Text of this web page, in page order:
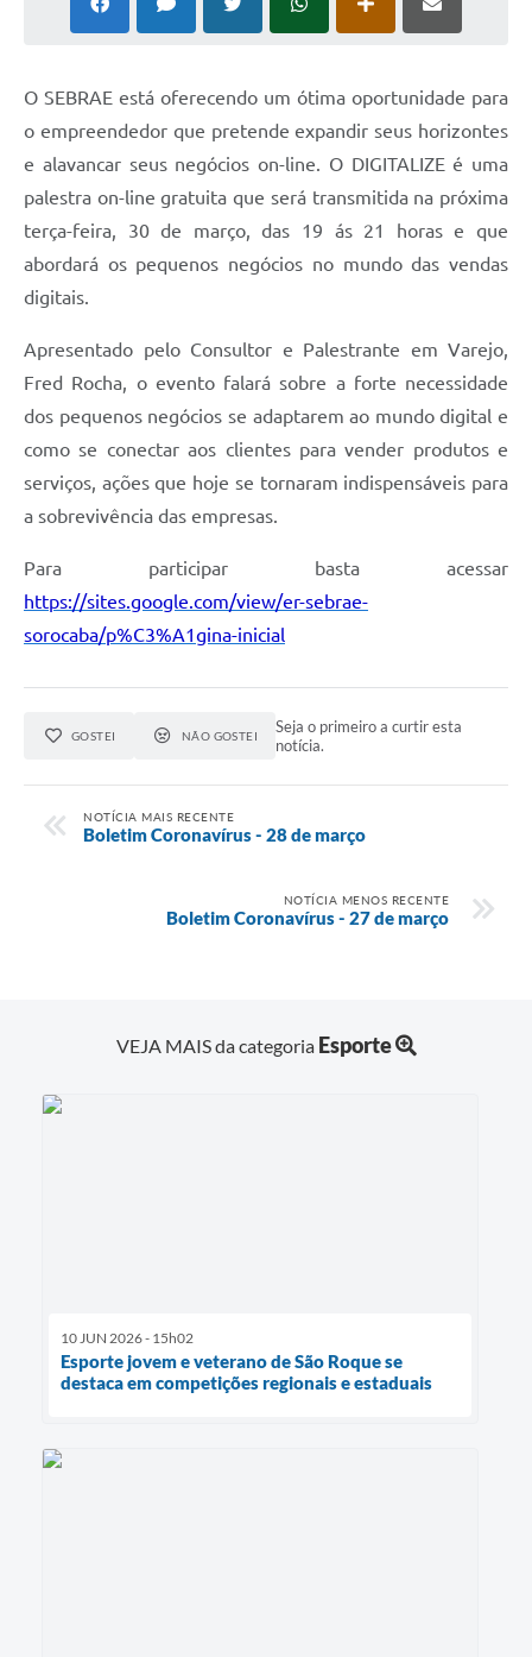
Audiência Pública
Cadastro de voluntários - Lei n° 5.205/21
Central de Serviço
Consulta Pública: Revisão Plano Diretor
Contas Públicas
Cronograma coleta de lixo e seletiva
Banco do Povo
Biblioteca
Bolsas de estudo da Escola Cooperativa
Defesa Civil
Departamento de Bem-Estar Social
Divisão de Rendas
Fundo Social
Horários de Ônibus - Jundiá
Postos de Atendimento ao Trabalhador (PAT)
SEBRAE Aqui
SIC
O SEBRAE está oferecendo um ótima oportunidade para
o empreendedor que pretende expandir seus horizontes
e alavancar seus negócios on-line. O DIGITALIZE é uma
palestra on-line gratuita que será transmitida na próxima
terça-feira, 30 de março, das 19 ás 21 horas e que
abordará os pequenos negócios no mundo das vendas
digitais.
Apresentado pelo Consultor e Palestrante em Varejo,
Fred Rocha, o evento falará sobre a forte necessidade
dos pequenos negócios se adaptarem ao mundo digital e
como se conectar aos clientes para vender produtos e
serviços, ações que hoje se tornaram indispensáveis para
a sobrevivência das empresas.
Para participar basta acessar
https://sites.google.com/view/er-sebrae-
sorocaba/p%C3%A1gina-inicial
GOSTEI NÃO GOSTEI
Seja o primeiro a curtir esta
notícia.
NOTÍCIA MAIS RECENTE
Boletim Coronavírus - 28 de março
NOTÍCIA MENOS RECENTE
Boletim Coronavírus - 27 de março
VEJA MAIS da categoria Esporte
10 JUN 2026 - 15h02
Esporte jovem e veterano de São Roque se
destaca em competições regionais e estaduais